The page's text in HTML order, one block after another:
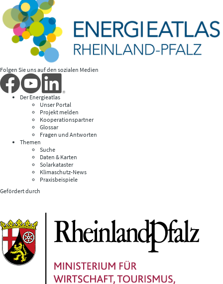
Folgen Sie uns auf den sozialen Medien
Der Energieatlas
Unser Portal
Projekt melden
Kooperationspartner
Glossar
Fragen und Antworten
Themen
Suche
Daten & Karten
Solarkataster
Klimaschutz-News
Praxisbeispiele
Gefördert durch